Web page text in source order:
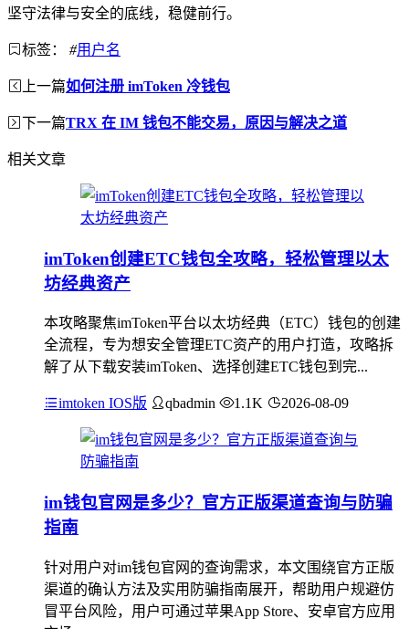
坚守法律与安全的底线，稳健前行。
标签： #用户名
上一篇如何注册 imToken 冷钱包
下一篇TRX 在 IM 钱包不能交易，原因与解决之道
相关文章
imToken创建ETC钱包全攻略，轻松管理以太
坊经典资产
本攻略聚焦imToken平台以太坊经典（ETC）钱包的创建
全流程，专为想安全管理ETC资产的用户打造，攻略拆
解了从下载安装imToken、选择创建ETC钱包到完...
imtoken IOS版 qbadmin 1.1K 2026-08-09
im钱包官网是多少？官方正版渠道查询与防骗
指南
针对用户对im钱包官网的查询需求，本文围绕官方正版
渠道的确认方法及实用防骗指南展开，帮助用户规避仿
冒平台风险，用户可通过苹果App Store、安卓官方应用